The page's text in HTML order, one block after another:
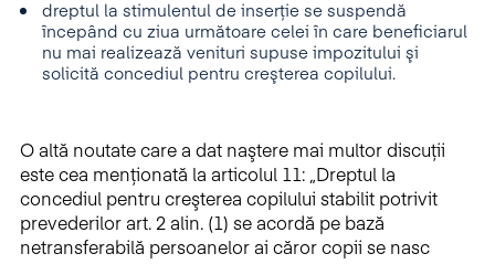
dreptul la stimulentul de inserţie se suspendă
începând cu ziua următoare celei în care beneficiarul
nu mai realizează venituri supuse impozitului şi
solicită concediul pentru creşterea copilului.
O altă noutate care a dat naştere mai multor discuţii
este cea menţionată la articolul 11: „Dreptul la
concediul pentru creşterea copilului stabilit potrivit
prevederilor art. 2 alin. (1) se acordă pe bază
netransferabilă persoanelor ai căror copii se nasc